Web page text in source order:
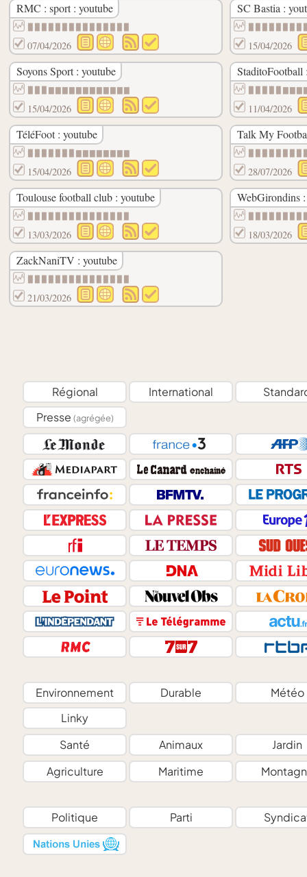
RMC : sport : youtube
07/04/2026
SC Bastia :
15/04/2026
Soyons Sport : youtube
▉▉▉▇▇▇▇▇▇▇▇▇▇▇▇
15/04/2026
StaditoFootball
11/04/2026
TéléFoot : youtube
▉▉▉▉▉▉▉▇▇▇▇▇▇▇▇
15/04/2026
Talk My
28/07/2026
Toulouse football club : youtube
13/03/2026
WebGirondins
18/03/2026
ZackNaniTV : youtube
21/03/2026
Régional International
Presse (agrégée)
Environnement Durable
Météo
Linky
Santé
Animaux
Jardin
Agriculture
Maritime
Politique Parti